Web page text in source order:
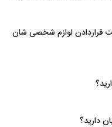
قراردادن لوازم شخصی شان
دارید؟